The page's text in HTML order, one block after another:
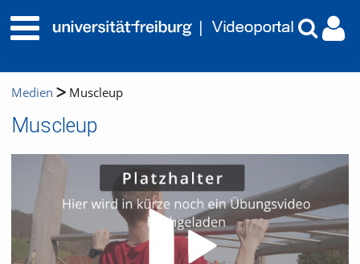
Medien Muscleup
Muscleup